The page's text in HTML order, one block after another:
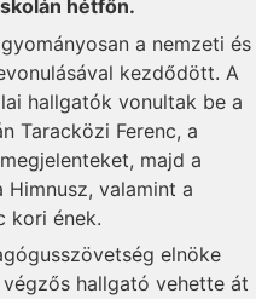
hétfőn.
a nemzeti és
kezdődött. A
hallgatók vonultak be a
Taracközi Ferenc, a
majd a
valamint a
kori ének.
elnöke
hallgató vehette át